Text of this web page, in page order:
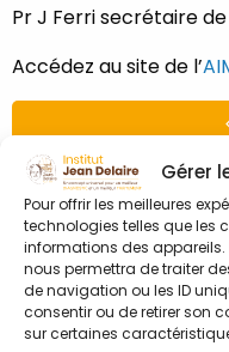
Gérer
Pour offrir les meilleures
technologies telles que les
informations des
nous permettra de traiter
de navigation ou les ID
consentir ou de retirer son
sur certaines
Pr J Ferri secrétaire de
Accédez au site de l’
Adhérer
À
Devenir adhérent